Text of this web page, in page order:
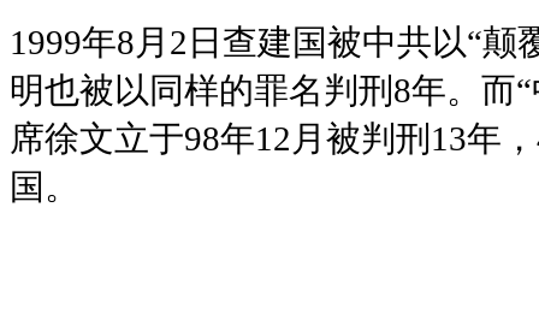
1999年8月2日查建国被中共以“
明也被以同样的罪名判刑8年。而
席徐文立于98年12月被判刑13年
国。